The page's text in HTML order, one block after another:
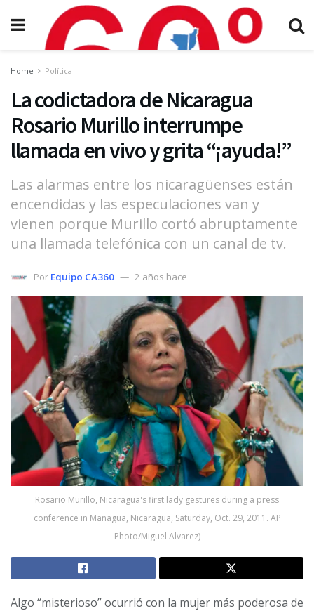
Home Política
La codictadora de Nicaragua
Rosario Murillo interrumpe
llamada en vivo y grita “¡ayuda!”
Las alarmas entre los nicaragüenses están
encendidas y las especulaciones van y
vienen porque Murillo cortó abruptamente
una llamada telefónica con un canal de tv.
Por Equipo CA360 2 años hace
Rosario Murillo, Nicaragua's first lady gestures during a press
conference in Managua, Nicaragua, Saturday, Oct. 29, 2011. AP
Photo/Miguel Alvarez)
Algo “misterioso” ocurrió con la mujer más poderosa de